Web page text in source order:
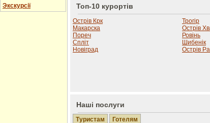
Экскурсії
Топ-10 курортів
Острів Крк
Макарска
Пореч
Спліт
Новіград
Трогір
Острів
Ровінь
Шибенік
Острів
Наші послуги
Туристам Готелям